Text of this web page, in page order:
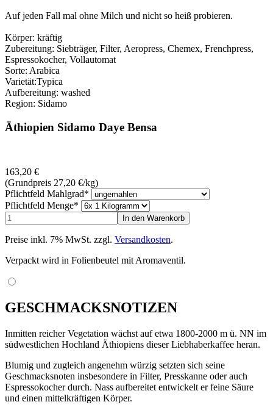
Auf jeden Fall mal ohne Milch und nicht so heiß probieren.
Körper: kräftig
Zubereitung: Siebträger, Filter, Aeropress, Chemex, Frenchpress,
Espressokocher, Vollautomat
Sorte: Arabica
Varietät:Typica
Aufbereitung: washed
Region: Sidamo
Äthiopien Sidamo Daye Bensa
163,20 €
(Grundpreis 27,20 €/kg)
Pflichtfeld Mahlgrad*
Pflichtfeld Menge*
Preise inkl. 7% MwSt. zzgl. Versandkosten.
Verpackt wird in Folienbeutel mit Aromaventil.
GESCHMACKSNOTIZEN
Inmitten reicher Vegetation wächst auf etwa 1800-2000 m ü. NN im
südwestlichen Hochland Äthiopiens dieser Liebhaberkaffee heran.
Blumig und zugleich angenehm würzig setzten sich seine
Geschmacksnoten insbesondere in Filter, Presskanne oder auch
Espressokocher durch. Nass aufbereitet entwickelt er feine Säure
und einen mittelkräftigen Körper.